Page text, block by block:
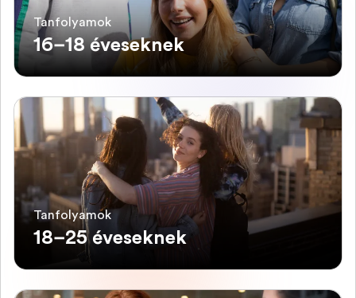
Tanfolyamok
16–18 éveseknek
Tanfolyamok
18–25 éveseknek